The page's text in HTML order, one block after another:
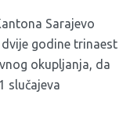
Sarajevo
dvije godine trinaest
okupljanja, da
slučajeva